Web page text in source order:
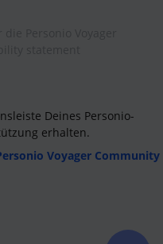
Deines Personio-
erhalten.
Voyager Community